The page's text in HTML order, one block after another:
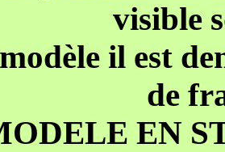
visible
il est
de
EN